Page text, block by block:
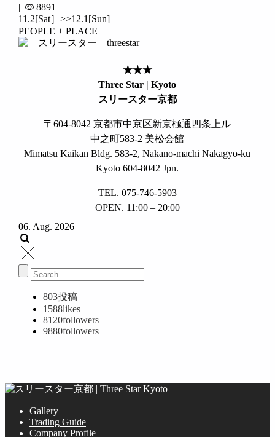
|
8891
11.2[Sat］>>12.1[Sun]
PEOPLE + PLACE
★★★
Three Star | Kyoto
スリースター京都
〒604-8042 京都市中京区新京極通四条上ル
中之町583-2 美松会館
Mimatsu Kaikan Bldg. 583-2, Nakano-machi Nakagyo-ku
Kyoto 604-8042 Jpn.
TEL. 075-746-5903
OPEN. 11:00 – 20:00
06. Aug. 2026
803投稿
1588likes
8120followers
9880followers
Gallery
Trading Guide
Company Profile